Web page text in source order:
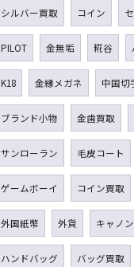
シルバー買取 コイン
PILOT 金無垢 糀谷
K18 金縁メガネ 中国切
ブランド小物 金歯買取
サンローラン 毛皮コート
ゲームボーイ コイン買取
外国紙幣 外貨 キャノン
ハンドバッグ バッグ買取